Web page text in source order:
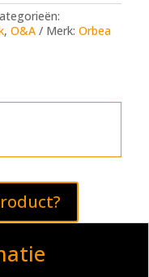
, O&A Merk: Orbea